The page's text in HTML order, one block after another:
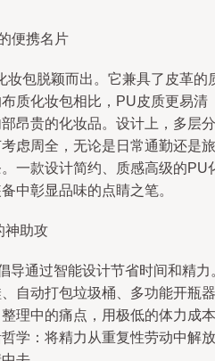
便携名片
妆包脱颖而出。它兼具了皮革的
质化妆包相比，PU皮质更易清
昂贵的化妆品。设计上，多层分
虑周全，无论是日常通勤还是旅
一款设计简约、质感高级的PU
中彰显品味的点睛之笔。
神助攻
导通过智能设计节省时间和精力
自动打包垃圾桶、多功能开瓶器
理中的痛点，用极低的体力成本
学：将精力从重复性劳动中解放